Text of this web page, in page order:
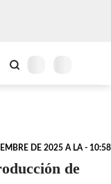
DE 2025 A LA - 10:58
de